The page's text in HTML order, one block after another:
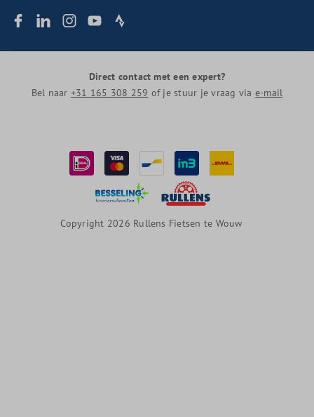
Direct contact met een expert?
Bel naar +31 165 308 259 of je stuur je vraag via e-mail
Copyright 2026 Rullens Fietsen te Wouw